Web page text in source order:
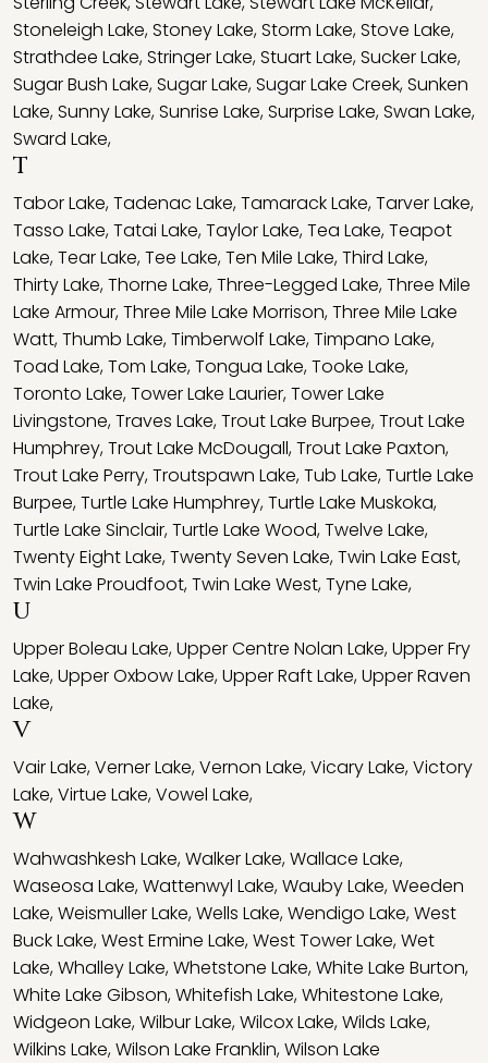
Stoneleigh Lake,Stoney Lake,Storm Lake,Stove Lake,
Strathdee Lake,Stringer Lake,Stuart Lake,Sucker Lake,
Sugar Bush Lake,Sugar Lake,Sugar Lake Creek,Sunken
Lake,Sunny Lake,Sunrise Lake,Surprise Lake,Swan Lake,
Sward Lake,
T
Tabor Lake,Tadenac Lake,Tamarack Lake,Tarver Lake,
Tasso Lake,Tatai Lake,Taylor Lake,Tea Lake,Teapot
Lake,Tear Lake,Tee Lake,Ten Mile Lake,Third Lake,
Thirty Lake,Thorne Lake,Three-Legged Lake,Three Mile
Lake Armour,Three Mile Lake Morrison,Three Mile Lake
Watt,Thumb Lake,Timberwolf Lake,Timpano Lake,
Toad Lake,Tom Lake,Tongua Lake,Tooke Lake,
Toronto Lake,Tower Lake Laurier,Tower Lake
Livingstone,Traves Lake,Trout Lake Burpee,Trout Lake
Humphrey,Trout Lake McDougall,Trout Lake Paxton,
Trout Lake Perry,Troutspawn Lake,Tub Lake,Turtle Lake
Burpee,Turtle Lake Humphrey,Turtle Lake Muskoka,
Turtle Lake Sinclair,Turtle Lake Wood,Twelve Lake,
Twenty Eight Lake,Twenty Seven Lake,Twin Lake East,
Twin Lake Proudfoot,Twin Lake West,Tyne Lake,
U
Upper Boleau Lake,Upper Centre Nolan Lake,Upper Fry
Lake,Upper Oxbow Lake,Upper Raft Lake,Upper Raven
Lake,
V
Vair Lake,Verner Lake,Vernon Lake,Vicary Lake,Victory
Lake,Virtue Lake,Vowel Lake,
W
Wahwashkesh Lake,Walker Lake,Wallace Lake,
Waseosa Lake,Wattenwyl Lake,Wauby Lake,Weeden
Lake,Weismuller Lake,Wells Lake,Wendigo Lake,West
Buck Lake,West Ermine Lake,West Tower Lake,Wet
Lake,Whalley Lake,Whetstone Lake,White Lake Burton,
White Lake Gibson,Whitefish Lake,Whitestone Lake,
Widgeon Lake,Wilbur Lake,Wilcox Lake,Wilds Lake,
Wilkins Lake,Wilson Lake Franklin,Wilson Lake